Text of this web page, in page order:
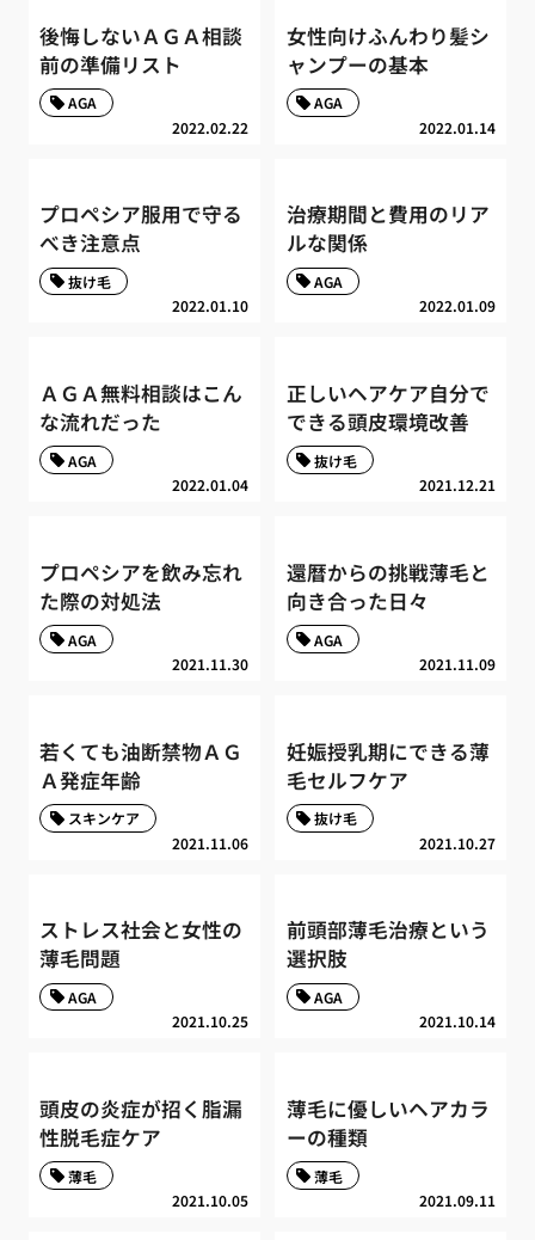
後悔しないＡＧＡ相談
前の準備リスト
2022.02.22
AGA
女性向けふんわり髪シ
ャンプーの基本
2022.01.14
AGA
プロペシア服用で守る
べき注意点
2022.01.10
抜け毛
治療期間と費用のリア
ルな関係
2022.01.09
AGA
ＡＧＡ無料相談はこん
な流れだった
2022.01.04
AGA
正しいヘアケア自分で
できる頭皮環境改善
2021.12.21
抜け毛
プロペシアを飲み忘れ
た際の対処法
2021.11.30
AGA
還暦からの挑戦薄毛と
向き合った日々
2021.11.09
AGA
若くても油断禁物ＡＧ
Ａ発症年齢
2021.11.06
スキンケア
妊娠授乳期にできる薄
毛セルフケア
2021.10.27
抜け毛
ストレス社会と女性の
薄毛問題
2021.10.25
AGA
前頭部薄毛治療という
選択肢
2021.10.14
AGA
頭皮の炎症が招く脂漏
性脱毛症ケア
2021.10.05
薄毛
薄毛に優しいヘアカラ
ーの種類
2021.09.11
薄毛